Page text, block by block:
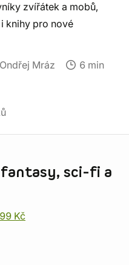
zvířátek a mobů,
knihy pro nové
Ondřej Mráz 6 min
sci-fi a
Kč